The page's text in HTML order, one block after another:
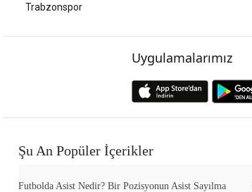
Trabzonspor
Uygulamalarımız
Şu An Popüler İçerikler
Futbolda Asist Nedir? Bir Pozisyonun Asist Sayılma